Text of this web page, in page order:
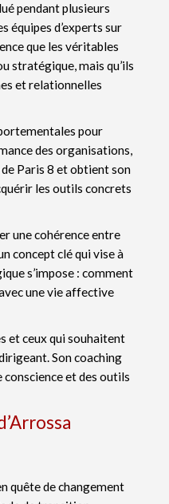
pendant plusieurs
équipes d’experts sur
que les véritables
stratégique, mais qu’ils
et relationnelles
pour
des organisations,
Paris 8 et obtient son
les outils concrets
une cohérence entre
concept clé qui vise à
s’impose : comment
une vie affective
et ceux qui souhaitent
Son coaching
conscience et des outils
quête de changement